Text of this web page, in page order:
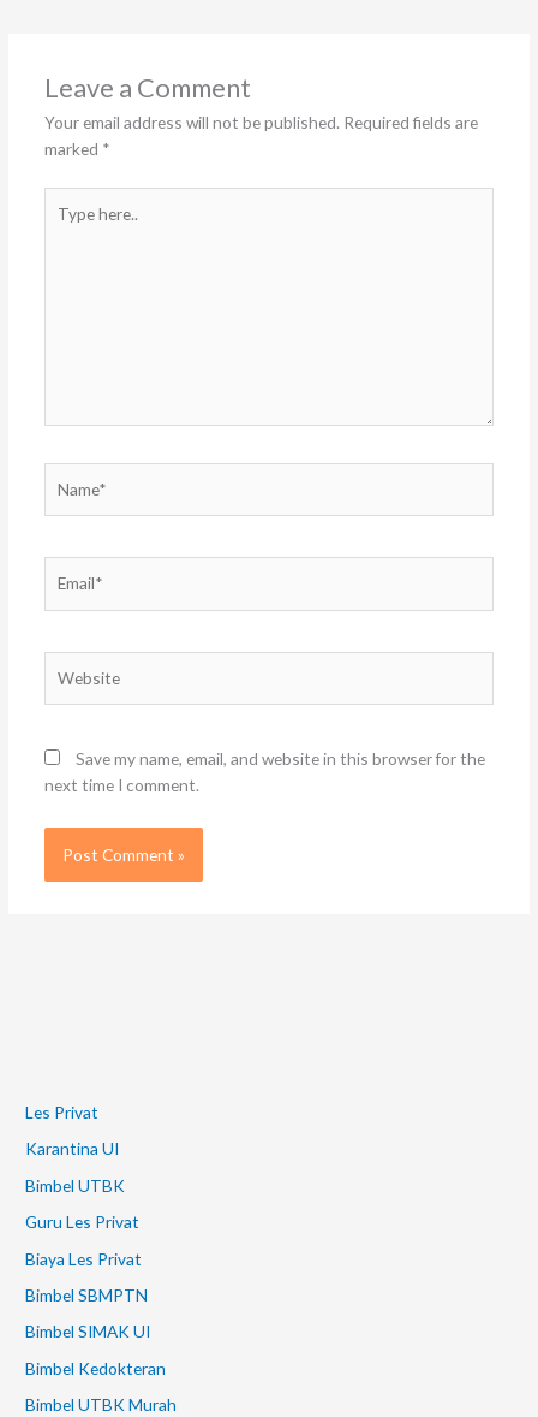
Leave a Comment
Your email address will not be published. Required fields are
marked *
here..
Save my name, email, and website in this browser for the
next time I comment.
Les Privat
Karantina UI
Bimbel UTBK
Guru Les Privat
Biaya Les Privat
Bimbel SBMPTN
Bimbel SIMAK UI
Bimbel Kedokteran
Bimbel UTBK Murah